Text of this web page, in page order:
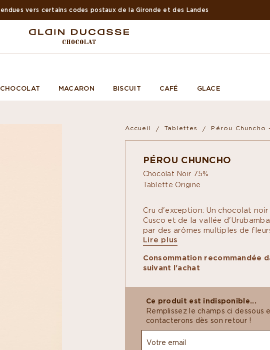
Livraison rapide par Chronofresh
CHOCOLAT MACARON BISCUIT CAFÉ GLACE
INTENSE
&
VÉGÉTAL
Accueil Tablettes Pérou Chuncho
PÉROU CHUNCHO
Chocolat Noir 75%
Tablette Origine
Cru d'exception: Un chocolat
Cusco et de la vallée
par des arômes multiples de
tropicaux et d'épices douces.
diversité des provenances. Avec
d’origines différentes et autant
Lire plus
Consommation recommandée
suivant l'achat
Ce produit est indisponible...
Remplissez le champs ci dessous
contacterons dès son retour !